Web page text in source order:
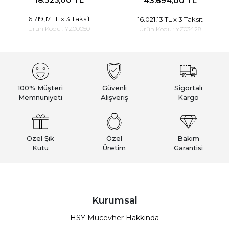
6.719,17 TLx 3 Taksit
Ürün Kodu : YZ00050
16.021,13 TL x 3 Taksit
Ürün Kodu : YZ03428
100% Müşteri
Memnuniyeti
Güvenli
Alışveriş
Sigortalı
Kargo
Özel Şık
Kutu
Özel
Üretim
Bakım
Garantisi
Kurumsal
HSY Mücevher Hakkında